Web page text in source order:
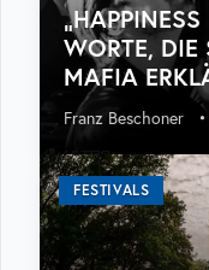
WORTE, DIE
MAFIA
Franz Beschoner •
FESTIVALS